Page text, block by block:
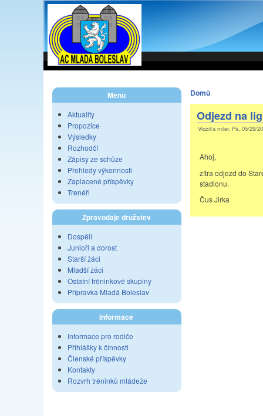
Menu
Aktuality
Propozice
Výsledky
Rozhodčí
Zápisy ze schůze
Přehledy výkonnosti
Zaplacené příspěvky
Trenéři
Zpravodaje družstev
Dospělí
Junioři a dorost
Starší žáci
Mladší žáci
Ostatní tréninkové skupiny
Přípravka Mladá Boleslav
Informace
Informace pro rodiče
Přihlášky k činnosti
Členské příspěvky
Kontakty
Rozvrh tréninků mládeže
Domů
Odjezd na
Vložil/a miler, Pá, 05/29/
Ahoj,
zítra odjezd do
stadionu.
Čus Jirka